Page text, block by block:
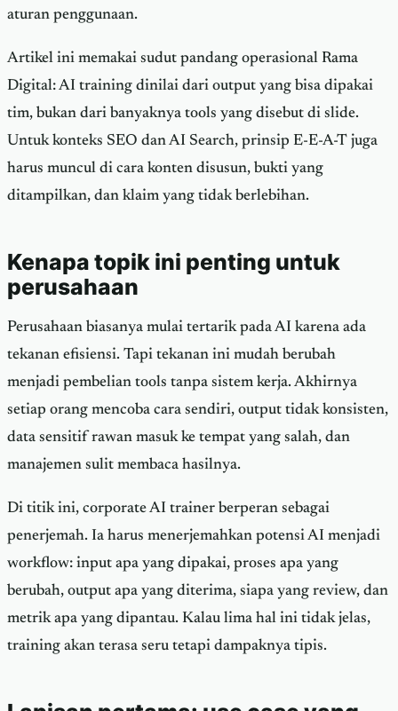
aturan penggunaan.
Artikel ini memakai sudut pandang operasional Rama
Digital: AI training dinilai dari output yang bisa dipakai
tim, bukan dari banyaknya tools yang disebut di slide.
Untuk konteks SEO dan AI Search, prinsip E-E-A-T juga
harus muncul di cara konten disusun, bukti yang
ditampilkan, dan klaim yang tidak berlebihan.
Kenapa topik ini penting untuk
perusahaan
Perusahaan biasanya mulai tertarik pada AI karena ada
tekanan efisiensi. Tapi tekanan ini mudah berubah
menjadi pembelian tools tanpa sistem kerja. Akhirnya
setiap orang mencoba cara sendiri, output tidak konsisten,
data sensitif rawan masuk ke tempat yang salah, dan
manajemen sulit membaca hasilnya.
Di titik ini, corporate AI trainer berperan sebagai
penerjemah. Ia harus menerjemahkan potensi AI menjadi
workflow: input apa yang dipakai, proses apa yang
berubah, output apa yang diterima, siapa yang review, dan
metrik apa yang dipantau. Kalau lima hal ini tidak jelas,
training akan terasa seru tetapi dampaknya tipis.